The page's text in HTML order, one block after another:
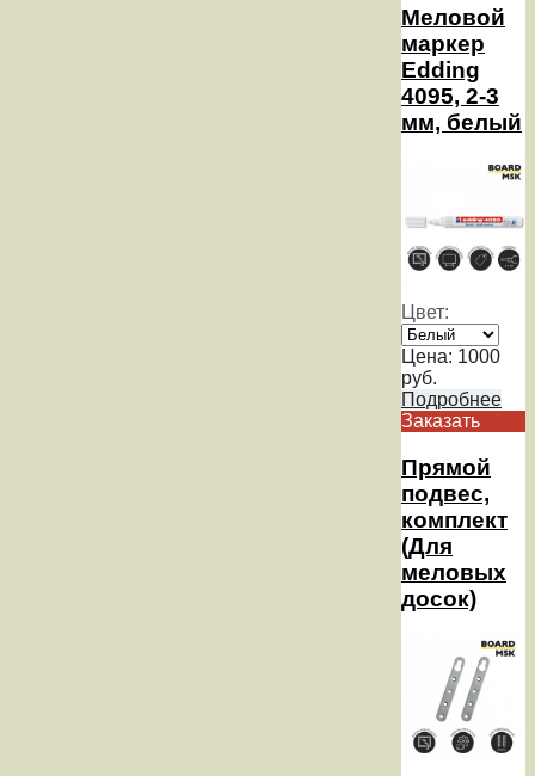
Меловой
маркер
Edding
4095, 2-3
мм, белый
Цвет:
Цена: 1000
руб.
Подробнее
Заказать
Прямой
подвес,
комплект
(Для
меловых
досок)